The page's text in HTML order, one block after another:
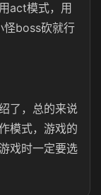
act模式，用
怪boss砍就行
了，总的来说
模式，游戏的
戏时一定要选